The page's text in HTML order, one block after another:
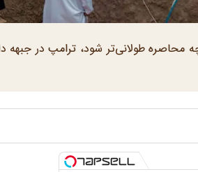
محاصره طولانی‌تر شود، ترامپ در جبهه